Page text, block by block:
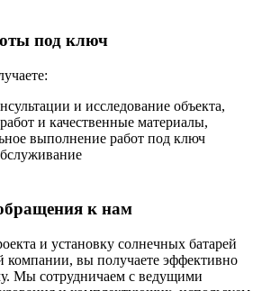
под ключ
и исследование объекта,
и качественные материалы,
выполнение работ под ключ
к нам
и установку солнечных батарей
компании, вы получаете эффективно
Мы сотрудничаем с ведущими